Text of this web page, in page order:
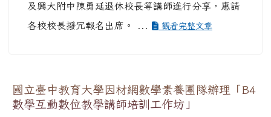
及興大附中陳勇延退休校長等講師進行分享，惠請
各校校長撥冗報名出席。 ...
觀看完整文章
國立臺中教育大學因材網數學素養團隊辦理「B4
數學互動數位教學講師培訓工作坊」